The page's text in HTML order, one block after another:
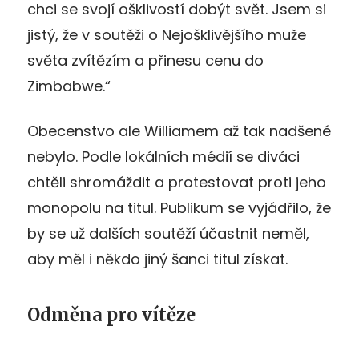
chci se svojí ošklivostí dobýt svět. Jsem si
jistý, že v soutěži o Nejošklivějšího muže
světa zvítězím a přinesu cenu do
Zimbabwe.“
Obecenstvo ale Williamem až tak nadšené
nebylo. Podle lokálních médií se diváci
chtěli shromáždit a protestovat proti jeho
monopolu na titul. Publikum se vyjádřilo, že
by se už dalších soutěží účastnit neměl,
aby měl i někdo jiný šanci titul získat.
Odměna pro vítěze